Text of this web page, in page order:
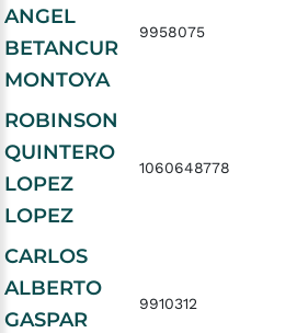
ANGEL
BETANCUR
MONTOYA
9958075
ROBINSON
QUINTERO
LOPEZ
LOPEZ
1060648778
CARLOS
ALBERTO
GASPAR
9910312